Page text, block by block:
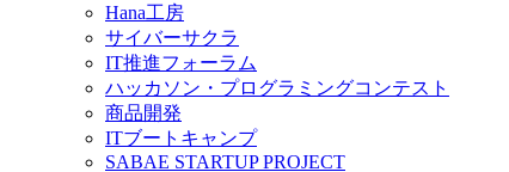
Hana工房
サイバーサクラ
IT推進フォーラム
ハッカソン・プログラミングコンテスト
商品開発
ITブートキャンプ
SABAE STARTUP PROJECT